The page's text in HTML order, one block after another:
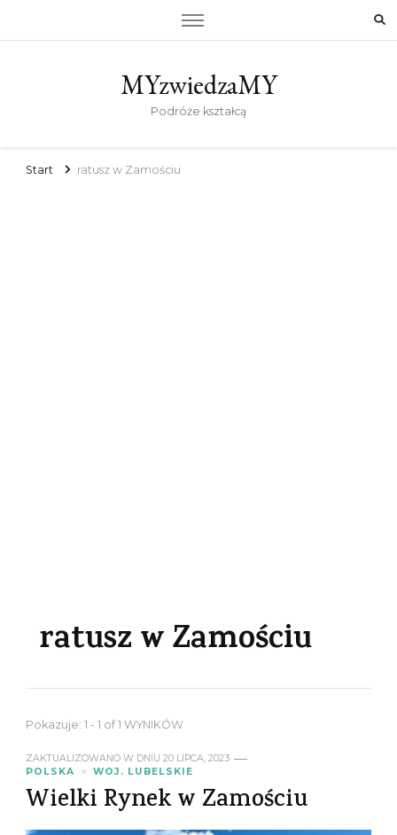
MYzwiedzaMY
Podróże kształcą
Start ratusz w Zamościu
ratusz w Zamościu
Pokazuje: 1 - 1 of 1 WYNIKÓW
ZAKTUALIZOWANO W DNIU 20 LIPCA, 2023
POLSKA
WOJ. LUBELSKIE
Wielki Rynek w Zamościu